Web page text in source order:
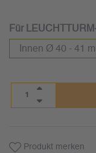
Für
Produkt merken